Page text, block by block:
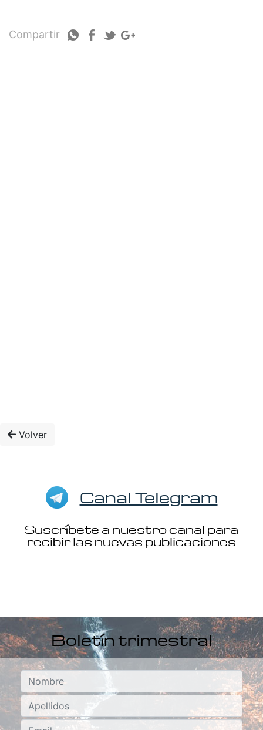
Compartir
Volver
Canal Telegram
Suscríbete a nuestro canal para
recibir las nuevas publicaciones
Boletín trimestral